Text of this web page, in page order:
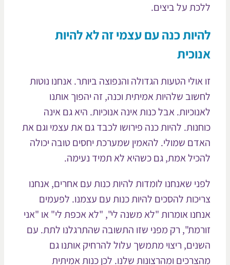
על ביצים.
כנה עם עצמי זה לא להיות
אולי הטעות הגדולה והנפוצה ביותר. אנחנו נוטות
שלהיות אמיתית וכנה, זה יהפוך אותנו
אבל כנות אינה אנוכיות. היא גם אינה
להיות כנה פירושו לכבד גם את עצמי וגם את
שמולי. להאמין שמערכת יחסים טובה יכולה
אמת, גם כשהיא לא תמיד נעימה.
שאנחנו לומדות להיות כנות עם אחרים, אנחנו
להסכים להיות כנות עם עצמנו. לפעמים
אומרות "לא משנה לי", "לא אכפת לי" או "אני
רק מפני שזו התשובה שהתרגלנו לתת. עם
ריצוי מתמשך עלול להרחיק אותנו גם
ומהרצונות שלנו. לכן כנות אמיתית